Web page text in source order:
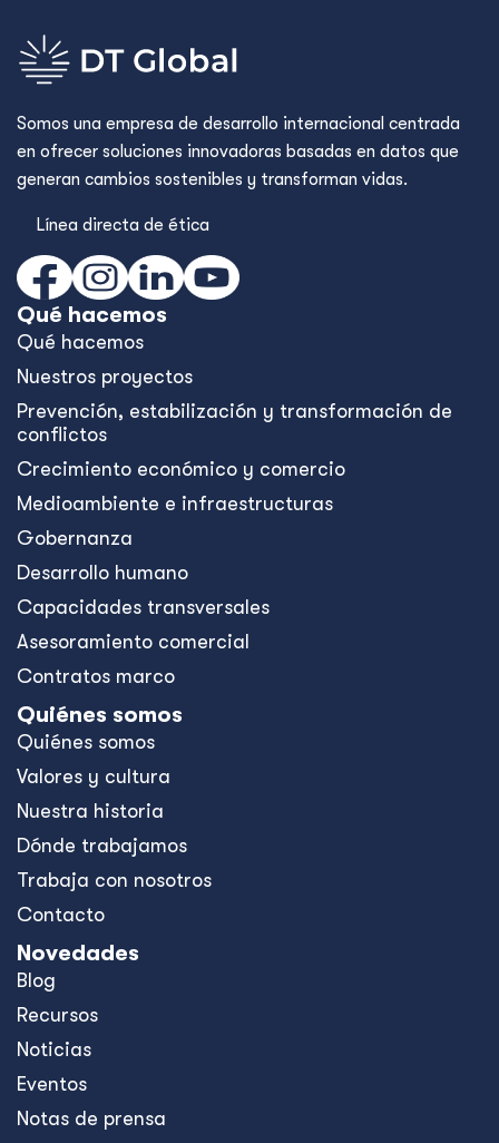
Somos una empresa de desarrollo internacional centrada
en ofrecer soluciones innovadoras basadas en datos que
generan cambios sostenibles y transforman vidas.
Línea directa de ética
Qué hacemos
Qué hacemos
Nuestros proyectos
Prevención, estabilización y transformación de
conflictos
Crecimiento económico y comercio
Medioambiente e infraestructuras
Gobernanza
Desarrollo humano
Capacidades transversales
Asesoramiento comercial
Contratos marco
Quiénes somos
Quiénes somos
Valores y cultura
Nuestra historia
Dónde trabajamos
Trabaja con nosotros
Contacto
Novedades
Blog
Recursos
Noticias
Eventos
Notas de prensa